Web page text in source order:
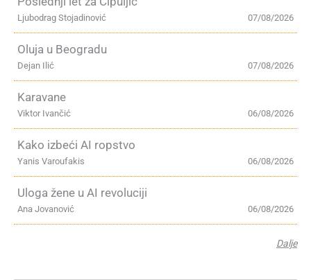
07/08/2026
Ljubodrag Stojadinović
Oluja u Beogradu
07/08/2026
Dejan Ilić
Karavane
06/08/2026
Viktor Ivančić
Kako izbeći AI ropstvo
06/08/2026
Yanis Varoufakis
Uloga žene u AI revoluciji
06/08/2026
Ana Jovanović
Dalje